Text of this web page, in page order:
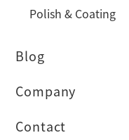
Polish & Coating
Blog
Company
Contact